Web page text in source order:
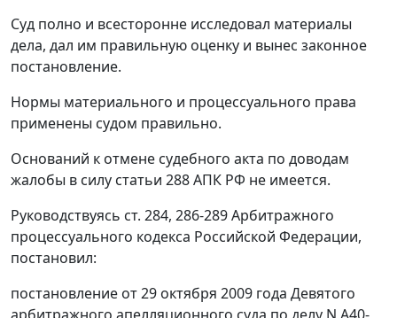
Суд полно и всесторонне исследовал материалы
дела, дал им правильную оценку и вынес законное
постановление.
Нормы материального и процессуального права
применены судом правильно.
Оснований к отмене судебного акта по доводам
жалобы в силу статьи 288АПК РФ не имеется.
Руководствуясь ст. 284, 286-289Арбитражного
процессуального кодекса Российской Федерации,
постановил:
постановление от 29 октября 2009 года Девятого